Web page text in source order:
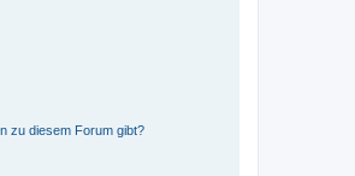
zu diesem Forum gibt?